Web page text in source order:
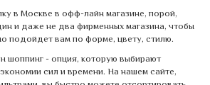
в Москве в офф-лайн магазине, порой,
и даже не два фирменных магазина, чтобы
подойдет вам по форме, цвету, стилю.
шоппинг - опция, которую выбирают
сил и времени. На нашем сайте,